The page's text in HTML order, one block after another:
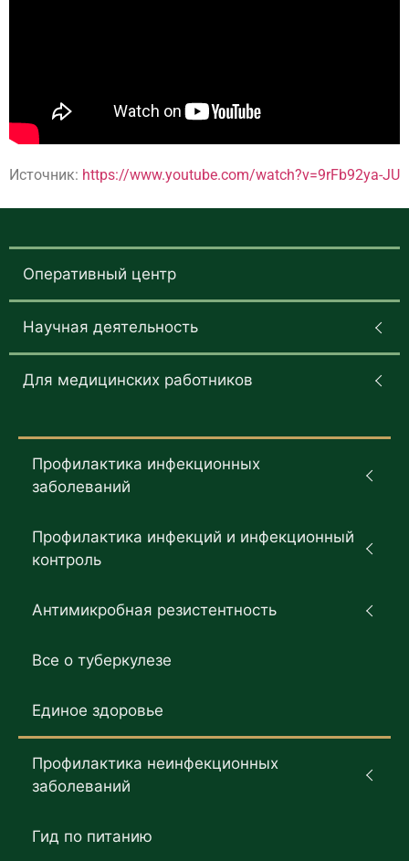
Источник: https://www.youtube.com/watch?v=9rFb92ya-JU
Оперативный центр
Научная деятельность
Для медицинских работников
Профилактика инфекционных
заболеваний
Профилактика инфекций и инфекционный
контроль
Антимикробная резистентность
Все о туберкулезе
Единое здоровье
Профилактика неинфекционных
заболеваний
Гид по питанию